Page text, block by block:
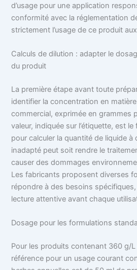
d’usage pour une application
conformité avec la réglementation
strictement l’usage de ce produit
Calculs de dilution : adapter le
du produit
La première étape avant toute
identifier la concentration en
commercial, exprimée en grammes
valeur, indiquée sur l’étiquette, est
pour calculer la quantité de liquide à
inadapté peut soit rendre le
causer des dommages
Les fabricants proposent diverses
répondre à des besoins
lecture attentive avant chaque
Dosage pour les formulations
Pour les produits contenant 360 g/
référence pour un usage courant